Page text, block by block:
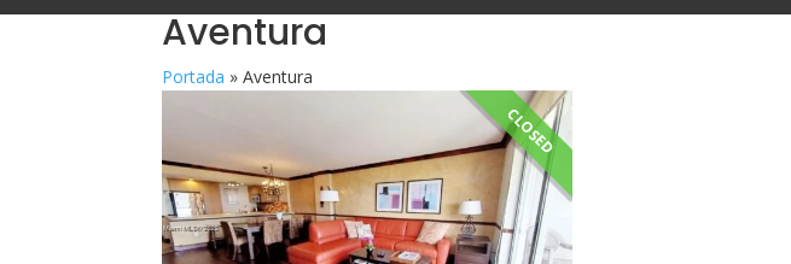
Aventura
Portada »Aventura
CLOSED